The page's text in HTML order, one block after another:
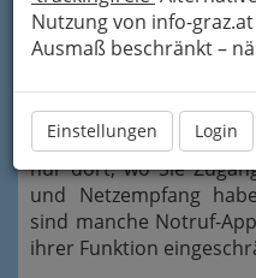
Nutzung von info-
Ausmaß beschränkt –
Einstellungen Login
Genau für diese
Notruf-Apps
bedenken, dass
fachkundigen Arzt
medizinische
hinaus funktionieren
nur dort, wo Sie
und Netzempfang
sind manche Notruf-
ihrer Funktion